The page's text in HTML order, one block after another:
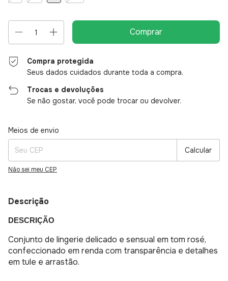
Compra protegida
Seus dados cuidados durante toda a compra.
Trocas e devoluções
Se não gostar, você pode trocar ou devolver.
Entregas para o CEP:
Meios de envio
Calcular
Não sei meu CEP
Descrição
DESCRIÇÃO
Conjunto de lingerie delicado e sensual em tom rosé,
confeccionado em renda com transparência e detalhes
em tule e arrastão.